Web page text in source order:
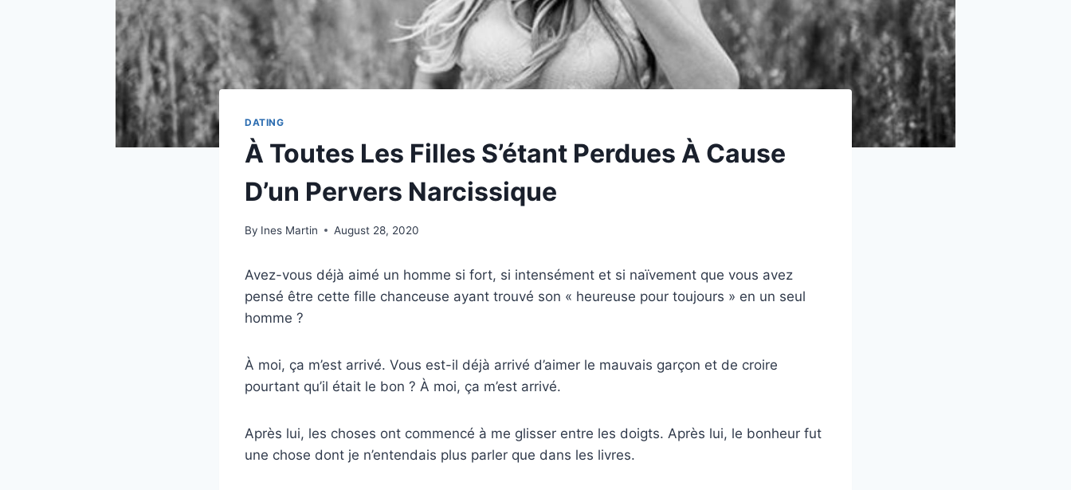
DATING
À Toutes Les Filles S’étant Perdues À Cause
D’un Pervers Narcissique
By Ines Martin August 28, 2020
Avez-vous déjà aimé un homme si fort, si intensément et si naïvement que vous avez
pensé être cette fille chanceuse ayant trouvé son « heureuse pour toujours » en un seul
homme ?
À moi, ça m’est arrivé. Vous est-il déjà arrivé d’aimer le mauvais garçon et de croire
pourtant qu’il était le bon ? À moi, ça m’est arrivé.
Après lui, les choses ont commencé à me glisser entre les doigts. Après lui, le bonheur fut
une chose dont je n’entendais plus parler que dans les livres.